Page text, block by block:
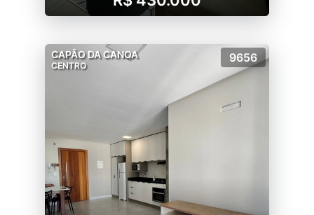
CAPÃO DA CANOA
CENTRO
9656